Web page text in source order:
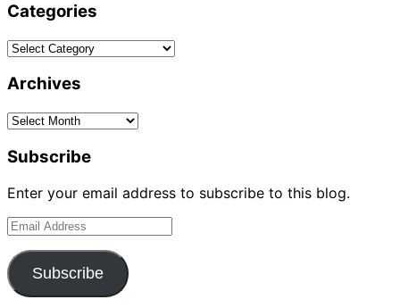
Categories
Categories
Archives
Archives
Subscribe
Enter your email address to subscribe to this blog.
Email
Address
Subscribe